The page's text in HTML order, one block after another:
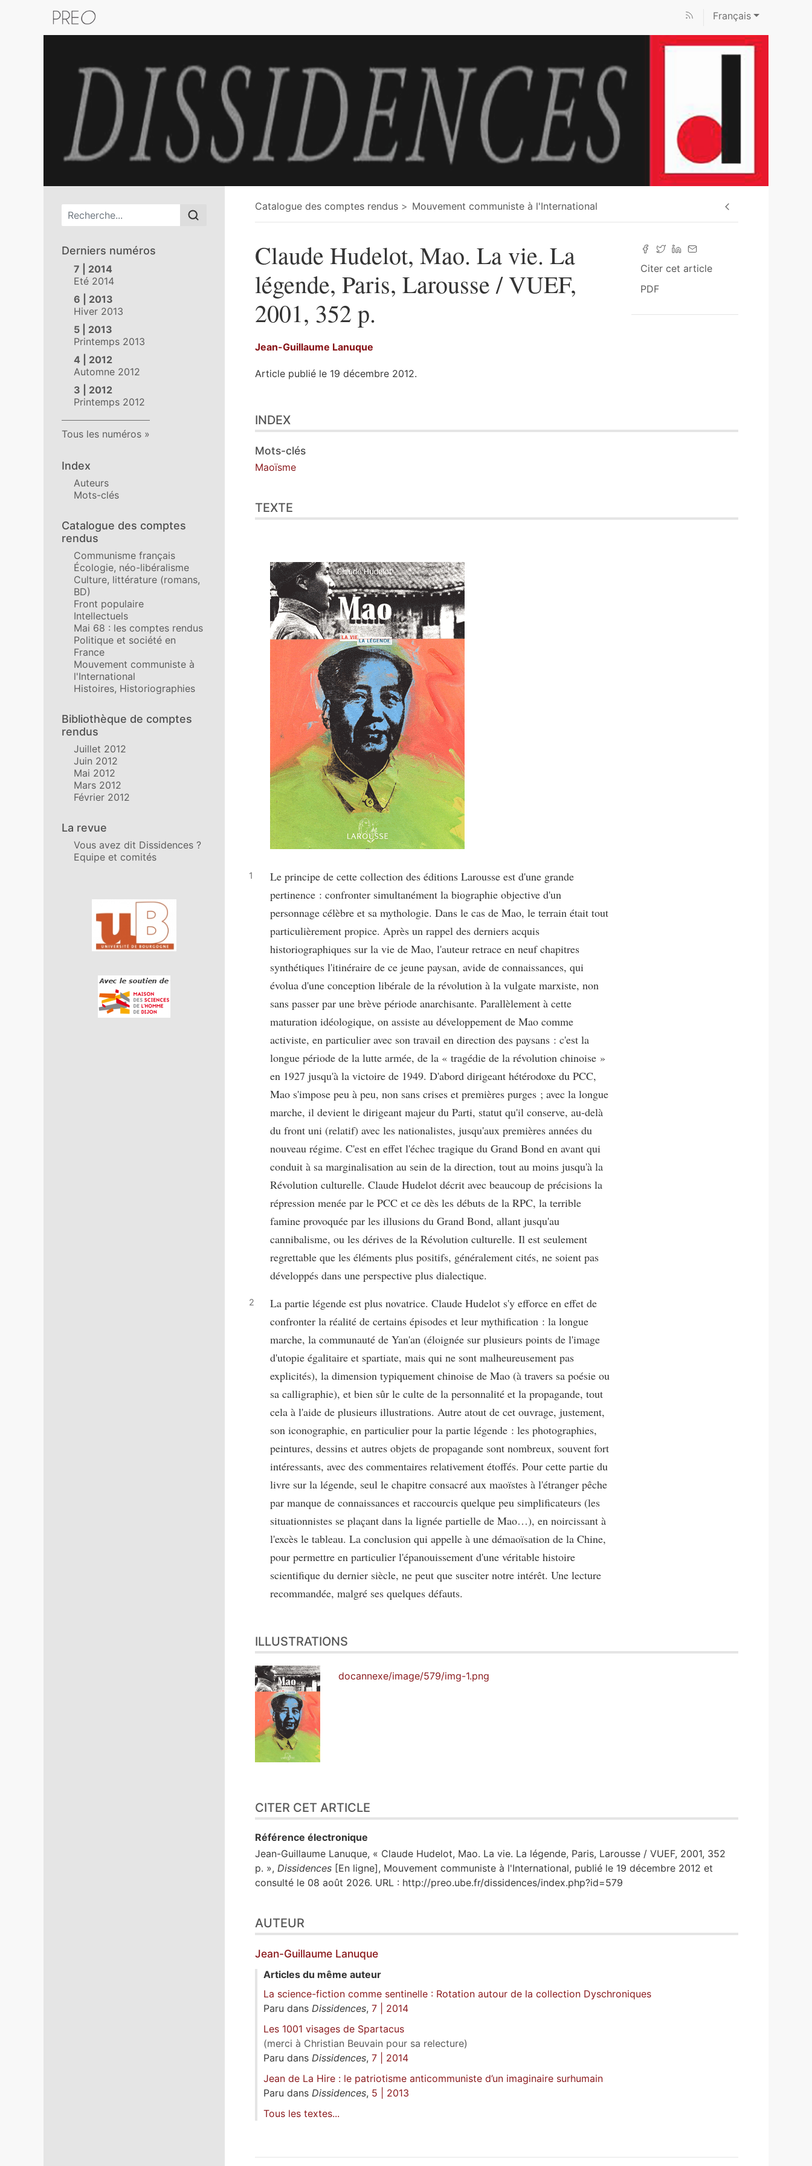
Français
Menu principal
Derniers numéros
7 | 2014
Eté 2014
6 | 2013
Hiver 2013
5 | 2013
Printemps 2013
4 | 2012
Automne 2012
3 | 2012
Printemps 2012
Tous les numéros
Index
Auteurs
Mots-clés
Catalogue des comptes
rendus
Communisme français
Écologie, néo-libéralisme
Culture, littérature (romans,
BD)
Front populaire
Intellectuels
Mai 68 : les comptes rendus
Politique et société en
France
Mouvement communiste à
l'International
Histoires, Historiographies
Bibliothèque de comptes
rendus
Juillet 2012
Juin 2012
Mai 2012
Mars 2012
Février 2012
La revue
Vous avez dit Dissidences ?
Equipe et comités
Affiliations/partenaires
Catalogue des comptes rendus Mouvement communiste à l'International
Citer cet article
PDF
Claude Hudelot, Mao. La vie. La
légende, Paris, Larousse / VUEF,
2001, 352 p.
Jean-Guillaume Lanuque
Article publié le 19 décembre 2012.
Texte
Illustrations
Citer cet article
Auteur
INDEX
Mots-clés
Maoïsme
TEXTE
Le principe de cette collection des éditions Larousse est d'une grande
pertinence : confronter simultanément la biographie objective d'un
personnage célèbre et sa mythologie. Dans le cas de Mao, le terrain était tout
particulièrement propice. Après un rappel des derniers acquis
historiographiques sur la vie de Mao, l'auteur retrace en neuf chapitres
synthétiques l'itinéraire de ce jeune paysan, avide de connaissances, qui
évolua d'une conception libérale de la révolution à la vulgate marxiste, non
sans passer par une brève période anarchisante. Parallèlement à cette
maturation idéologique, on assiste au développement de Mao comme
activiste, en particulier avec son travail en direction des paysans : c'est la
longue période de la lutte armée, de la « tragédie de la révolution chinoise »
en 1927 jusqu'à la victoire de 1949. D'abord dirigeant hétérodoxe du PCC,
Mao s'impose peu à peu, non sans crises et premières purges ; avec la longue
marche, il devient le dirigeant majeur du Parti, statut qu'il conserve, au-delà
du front uni (relatif) avec les nationalistes, jusqu'aux premières années du
nouveau régime. C'est en effet l'échec tragique du Grand Bond en avant qui
conduit à sa marginalisation au sein de la direction, tout au moins jusqu'à la
Révolution culturelle. Claude Hudelot décrit avec beaucoup de précisions la
répression menée par le PCC et ce dès les débuts de la RPC, la terrible
famine provoquée par les illusions du Grand Bond, allant jusqu'au
cannibalisme, ou les dérives de la Révolution culturelle. Il est seulement
regrettable que les éléments plus positifs, généralement cités, ne soient pas
développés dans une perspective plus dialectique.
La partie légende est plus novatrice. Claude Hudelot s'y efforce en effet de
confronter la réalité de certains épisodes et leur mythification : la longue
marche, la communauté de Yan'an (éloignée sur plusieurs points de l'image
d'utopie égalitaire et spartiate, mais qui ne sont malheureusement pas
explicités), la dimension typiquement chinoise de Mao (à travers sa poésie ou
sa calligraphie), et bien sûr le culte de la personnalité et la propagande, tout
cela à l'aide de plusieurs illustrations. Autre atout de cet ouvrage, justement,
son iconographie, en particulier pour la partie légende : les photographies,
peintures, dessins et autres objets de propagande sont nombreux, souvent fort
intéressants, avec des commentaires relativement étoffés. Pour cette partie du
livre sur la légende, seul le chapitre consacré aux maoïstes à l'étranger pêche
par manque de connaissances et raccourcis quelque peu simplificateurs (les
situationnistes se plaçant dans la lignée partielle de Mao…), en noircissant à
l'excès le tableau. La conclusion qui appelle à une démaoïsation de la Chine,
pour permettre en particulier l'épanouissement d'une véritable histoire
scientifique du dernier siècle, ne peut que susciter notre intérêt. Une lecture
recommandée, malgré ses quelques défauts.
ILLUSTRATIONS
docannexe/image/579/img-1.png
CITER CET ARTICLE
Référence électronique
Jean-Guillaume Lanuque, « Claude Hudelot, Mao. La vie. La légende, Paris, Larousse / VUEF, 2001, 352
p. », Dissidences [En ligne], Mouvement communiste à l'International, publié le 19 décembre 2012 et
consulté le 08 août 2026. URL : http://preo.ube.fr/dissidences/index.php?id=579
AUTEUR
Jean-Guillaume Lanuque
Articles du même auteur
La science-fiction comme sentinelle : Rotation autour de la collection Dyschroniques
Paru dans Dissidences, 7 | 2014
Les 1001 visages de Spartacus
(merci à Christian Beuvain pour sa relecture)
Paru dans Dissidences, 7 | 2014
Jean de La Hire : le patriotisme anticommuniste d’un imaginaire surhumain
Paru dans Dissidences, 5 | 2013
Tous les textes...